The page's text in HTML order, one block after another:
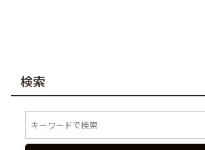
検索